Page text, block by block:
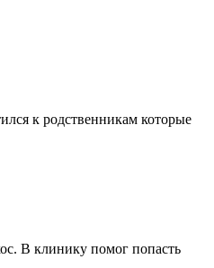
к родственникам которые
В клинику помог попасть